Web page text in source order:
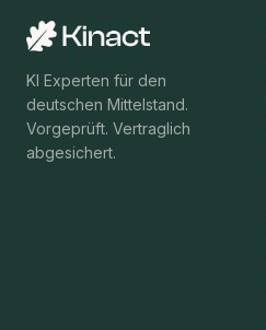
KI Experten für den
deutschen Mittelstand.
Vorgeprüft. Vertraglich
abgesichert.